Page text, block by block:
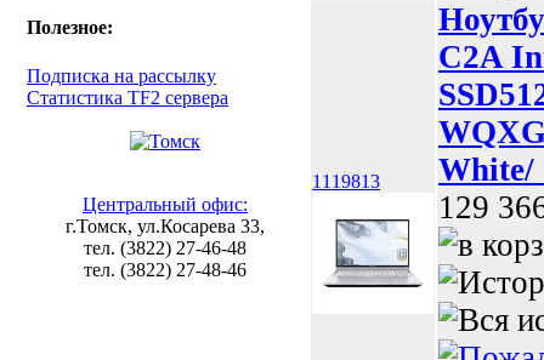
Полезное:
Подписка на рассылку
Статистика TF2 сервера
Центральный офис:
г.Томск, ул.Косарева 33,
тел. (3822) 27-46-48
тел. (3822) 27-48-46
1119813
C2A
White/
129